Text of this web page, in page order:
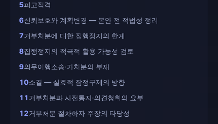
5피고적격
6신뢰보호와 계획변경 — 본안 전 적법성 정리
7거부처분에 대한 집행정지의 한계
8집행정지의 적극적 활용 가능성 검토
9의무이행소송·가처분의 부재
10소결 — 실효적 잠정구제의 방향
11거부처분과 사전통지·의견청취의 요부
12거부처분 절차하자 주장의 타당성